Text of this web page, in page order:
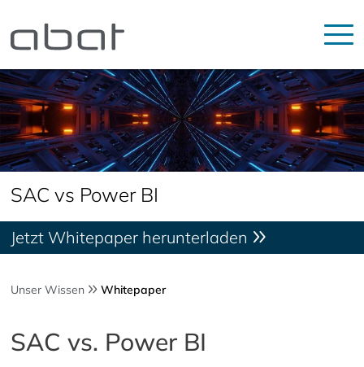
SAC vs Power BI
Jetzt Whitepaper herunterladen
Unser Wissen Whitepaper
SAC vs. Power BI